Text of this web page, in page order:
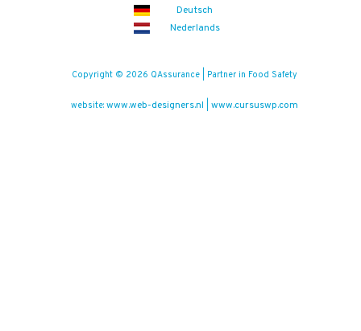
Deutsch
Nederlands
Copyright © 2026 QAssurance | Partner in Food Safety
website: www.web-designers.nl www.cursuswp.com